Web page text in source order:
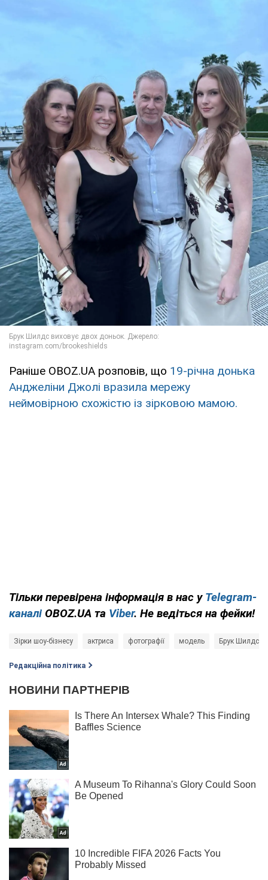
Раніше OBOZ.UA розповів, що 19-річна донька
Анджеліни Джолі вразила мережу
неймовірною схожістю із зірковою мамою.
Тільки перевірена інформація в нас у Telegram-
каналі OBOZ.UA та Viber. Не ведіться на фейки!
Зірки шоу-бізнесу актриса фотографії модель Брук Шилдс
Редакційна політика